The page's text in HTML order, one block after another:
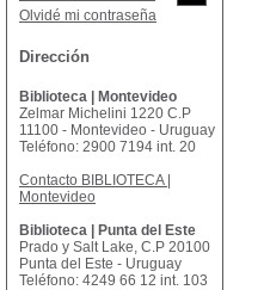
Olvidé mi contraseña
Dirección
Biblioteca | Montevideo
Zelmar Michelini 1220 C.P
11100 - Montevideo - Uruguay
Teléfono: 2900 7194 int. 20
Contacto BIBLIOTECA |
Montevideo
Biblioteca | Punta del Este
Prado y Salt Lake, C.P 20100
Punta del Este - Uruguay
Teléfono: 4249 66 12 int. 103